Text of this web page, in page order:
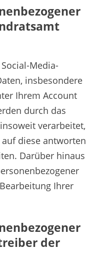
Media-
insbesondere
Ihrem Account
durch das
verarbeitet,
diese antworten
Darüber hinaus
Ihrer
der